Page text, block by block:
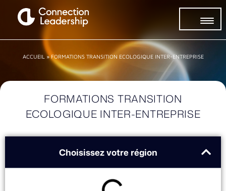
ACCUEIL »FORMATIONS TRANSITION ECOLOGIQUE INTER-ENTREPRISE
FORMATIONS TRANSITION
ECOLOGIQUE INTER-ENTREPRISE
Choisissez votre région